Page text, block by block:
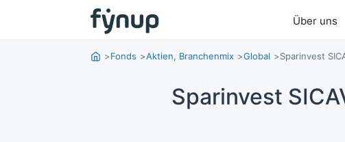
Über uns
Fonds Aktien, Branchenmix Global Sparinvest
Sparinvest